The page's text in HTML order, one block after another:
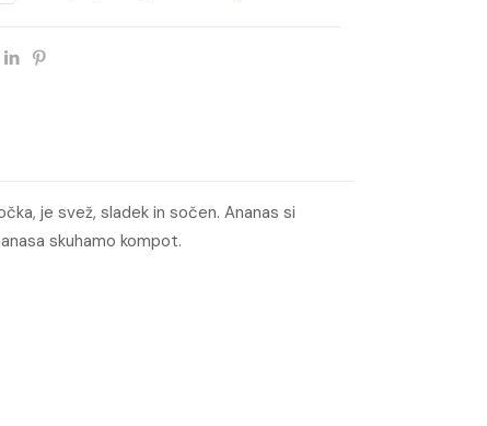
je svež, sladek in sočen. Ananas si
skuhamo kompot.